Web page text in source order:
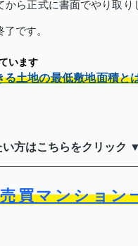
から正式に書面でやり取り
です。
います
る土地の最低敷地面積と
方はこちらをクリック ▼
買マンション